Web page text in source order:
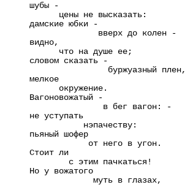
шубы -
цены не высказать:
дамские юбки -
вверх до колен -
видно,
что на душе ее;
словом сказать -
буржуазный плен,
мелкое
окружение.
Вагоновожатый -
в бег вагон: -
не уступать
нэпачеству:
пьяный шофер
от него в угон.
Стоит ли
с этим пачкаться!
Но у вожатого
муть в глазах,